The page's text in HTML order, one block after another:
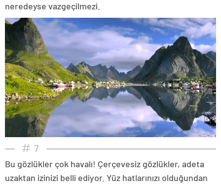
neredeyse vazgeçilmezi.
7
Bu gözlükler çok havalı! Çerçevesiz gözlükler, adeta
uzaktan izinizi belli ediyor. Yüz hatlarınızı olduğundan